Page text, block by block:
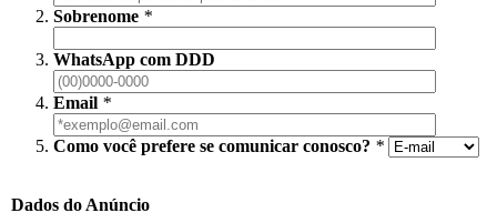
Sobrenome *
WhatsApp com DDD
Email *
Como você prefere se comunicar conosco? *
Dados do Anúncio